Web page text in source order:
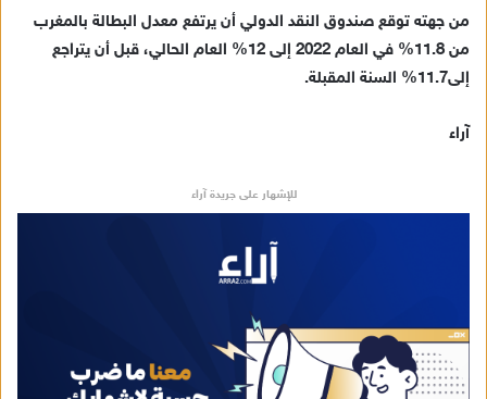
من جهته توقع صندوق النقد الدولي أن يرتفع معدل البطالة بالمغرب
من 11.8% في العام 2022 إلى 12% العام الحالي، قبل أن يتراجع
إلى11.7% السنة المقبلة.
آراء
للإشهار على جريدة آراء